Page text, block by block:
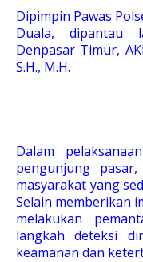
Dipimpin Pawas
Duala, dipantau
Denpasar Timur,
S.H., M.H.
Dalam
pengunjung
masyarakat yang
Selain memberikan
melakukan
langkah deteksi
keamanan dan